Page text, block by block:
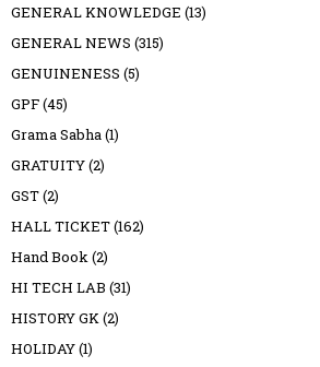
GENERAL KNOWLEDGE (13)
GENERAL NEWS (315)
GENUINENESS (5)
GPF(45)
Grama Sabha(1)
GRATUITY(2)
GST(2)
HALL TICKET(162)
Hand Book(2)
HI TECH LAB (31)
HISTORY GK(2)
HOLIDAY(1)